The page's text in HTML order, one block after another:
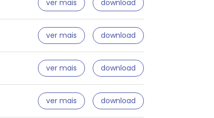
ver mais download
ver mais download
ver mais download
ver mais download